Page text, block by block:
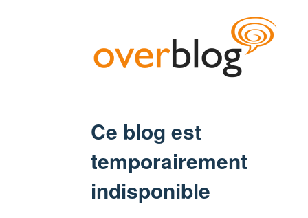
Ce blog est
temporairement
indisponible